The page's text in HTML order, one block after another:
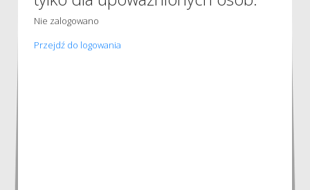
Nie zalogowano
Przejdź do logowania